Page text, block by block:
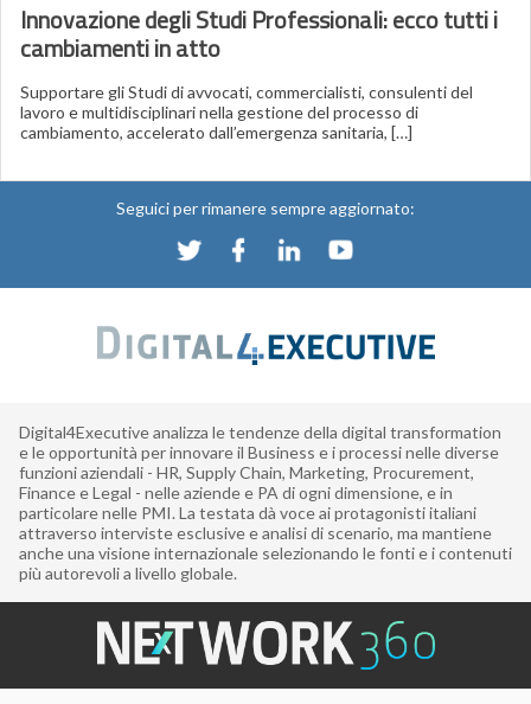
Innovazione degli Studi Professionali: ecco tutti i
cambiamenti in atto
Supportare gli Studi di avvocati, commercialisti, consulenti del
lavoro e multidisciplinari nella gestione del processo di
cambiamento, accelerato dall’emergenza sanitaria, […]
Seguici per rimanere sempre aggiornato:
Digital4Executive analizza le tendenze della digital transformation
e le opportunità per innovare il Business e i processi nelle diverse
funzioni aziendali - HR, Supply Chain, Marketing, Procurement,
Finance e Legal - nelle aziende e PA di ogni dimensione, e in
particolare nelle PMI. La testata dà voce ai protagonisti italiani
attraverso interviste esclusive e analisi di scenario, ma mantiene
anche una visione internazionale selezionando le fonti e i contenuti
più autorevoli a livello globale.